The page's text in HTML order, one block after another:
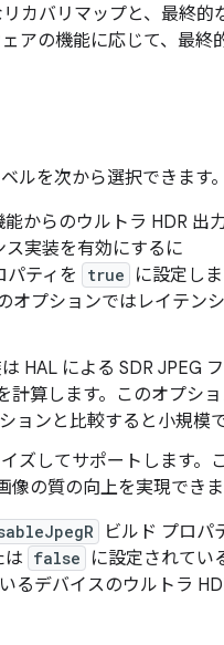
カバリマップと、最終的
アの機能に応じて、最終
ルを次から選択できます。
からのウルトラ HDR 出
ス実装を有効にするに
パティを true
に設定し
オプションではレイテン
HAL による SDR JPEG
算します。このオプシ
ンと比較すると小規模で
ズしてサポートします。
の質の向上を実現できま
ビルド プロパ
は false に設定されてい
るデバイスのウルトラ